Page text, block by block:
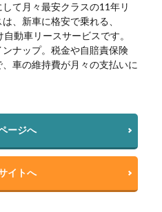
て月々最安クラスの11年リ
、新車に格安で乗れる、
動車リースサービスです。
ナップ。税金や自賠責保険
車の維持費が月々の支払いに
ージへ
イトへ